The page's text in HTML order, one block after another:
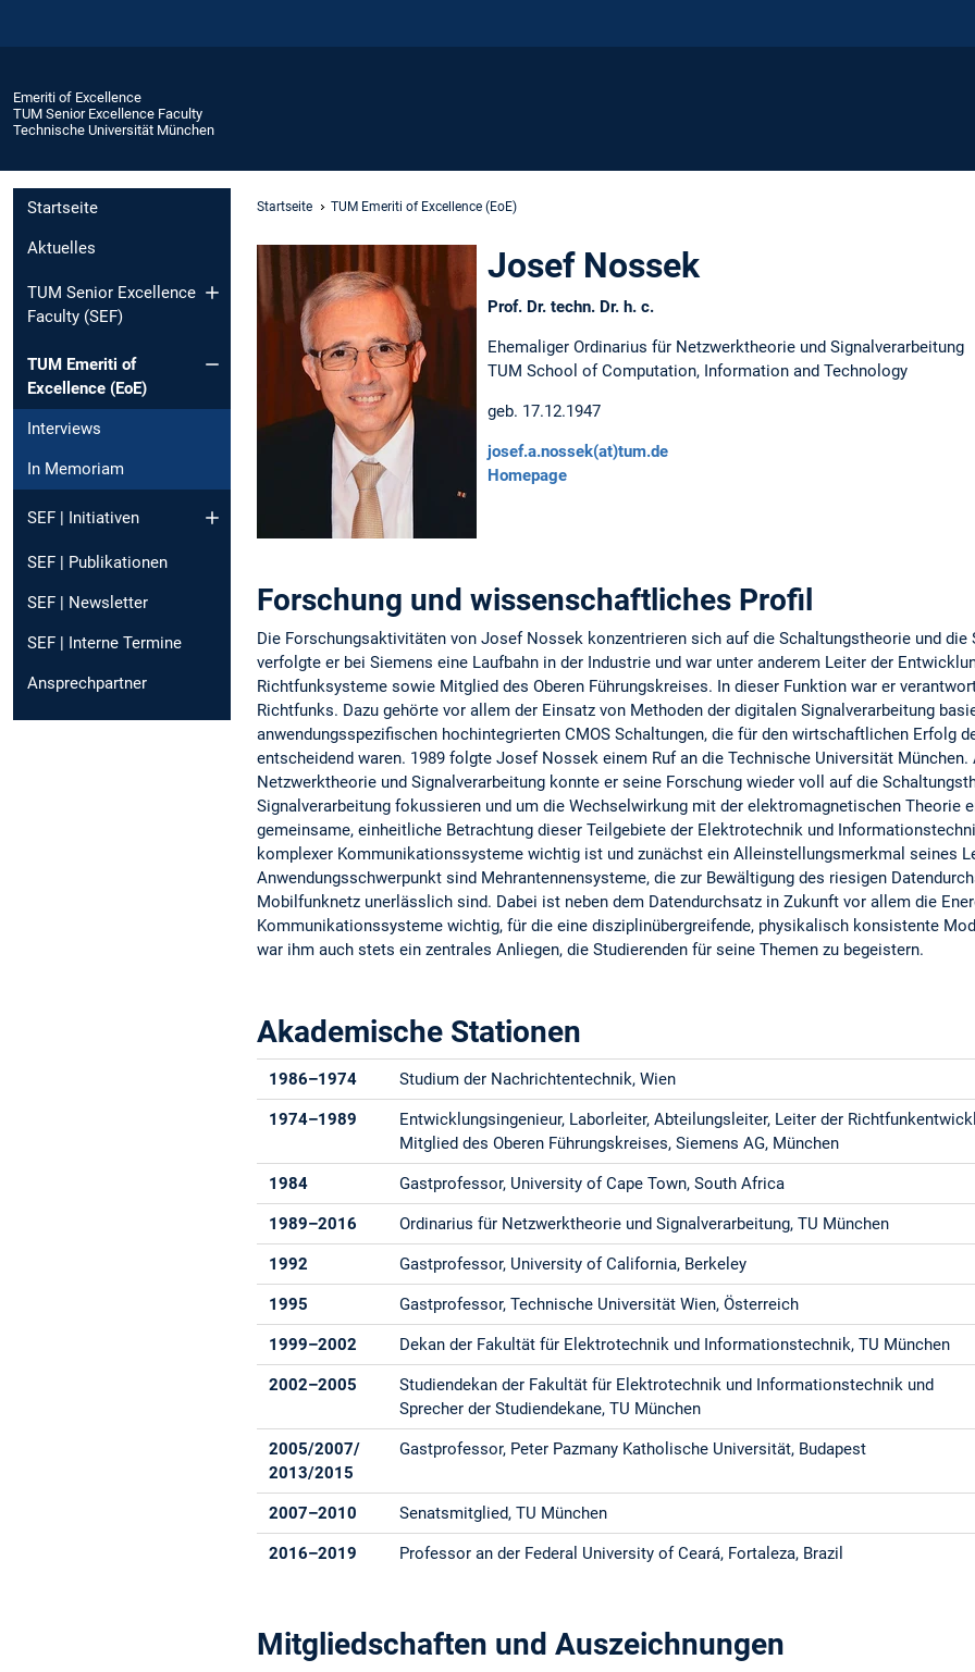
Emeriti of Excellence
TUM Senior Excellence Faculty
Technische Universität München
Startseite
Aktuelles
TUM Senior Excellence
Faculty (SEF)
TUM Emeriti of
Excellence (EoE)
Interviews
In Memoriam
SEF | Initiativen
SEF | Publikationen
SEF | Newsletter
SEF | Interne Termine
Ansprechpartner
Startseite TUM Emeriti of Excellence (EoE)
Josef Nossek
Prof. Dr. techn. Dr. h. c.
Ehemaliger Ordinarius für Netzwerktheorie und Signalverarbeitung
TUM School of Computation, Information and Technology
geb. 17.12.1947
josef.a.nossek(at)tum.de
Homepage
Forschung und wissenschaftliches Profil
Die Forschungsaktivitäten von Josef Nossek konzentrieren sich auf die Schaltungstheorie und die
verfolgte er bei Siemens eine Laufbahn in der Industrie und war unter anderem Leiter der
Richtfunksysteme sowie Mitglied des Oberen Führungskreises. In dieser Funktion war er
Richtfunks. Dazu gehörte vor allem der Einsatz von Methoden der digitalen Signalverarbeitung
anwendungsspezifischen hochintegrierten CMOS Schaltungen, die für den wirtschaftlichen Erfolg
entscheidend waren. 1989 folgte Josef Nossek einem Ruf an die Technische Universität München.
Netzwerktheorie und Signalverarbeitung konnte er seine Forschung wieder voll auf die
Signalverarbeitung fokussieren und um die Wechselwirkung mit der elektromagnetischen Theorie
gemeinsame, einheitliche Betrachtung dieser Teilgebiete der Elektrotechnik und
komplexer Kommunikationssysteme wichtig ist und zunächst ein Alleinstellungsmerkmal seines
Anwendungsschwerpunkt sind Mehrantennensysteme, die zur Bewältigung des riesigen
Mobilfunknetz unerlässlich sind. Dabei ist neben dem Datendurchsatz in Zukunft vor allem die
Kommunikationssysteme wichtig, für die eine disziplinübergreifende, physikalisch konsistente
war ihm auch stets ein zentrales Anliegen, die Studierenden für seine Themen zu begeistern.
Akademische Stationen
1986–1974 Studium der Nachrichtentechnik, Wien
1974–1989
Entwicklungsingenieur, Laborleiter, Abteilungsleiter, Leiter der
Mitglied des Oberen Führungskreises, Siemens AG, München
1984 Gastprofessor, University of Cape Town, South Africa
1989–2016 Ordinarius für Netzwerktheorie und Signalverarbeitung, TU München
1992 Gastprofessor, University of California, Berkeley
1995 Gastprofessor, Technische Universität Wien, Österreich
1999–2002 Dekan der Fakultät für Elektrotechnik und Informationstechnik, TU München
2002–2005
Studiendekan der Fakultät für Elektrotechnik und Informationstechnik und
Sprecher der Studiendekane, TU München
2005/2007/
2013/2015
Gastprofessor, Peter Pazmany Katholische Universität, Budapest
2007–2010 Senatsmitglied, TU München
2016–2019 Professor an der Federal University of Ceará, Fortaleza, Brazil
Mitgliedschaften und Auszeichnungen